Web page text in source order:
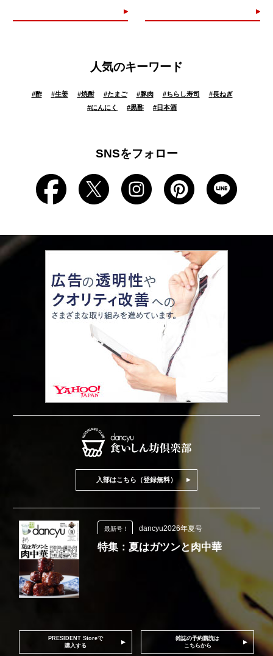
人気のキーワード
#酢 #生姜 #焼酎 #たまご #豚肉 #ちらし寿司 #長ねぎ
#にんにく #黒酢 # 日本酒
SNSをフォロー
入部はこちら（登録無料）
最新号！ dancyu2026年夏号
特集：夏はガツンと肉中華
PRESIDENT Storeで
購入する
雑誌の予約購読は
こちらから